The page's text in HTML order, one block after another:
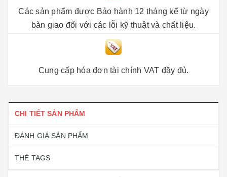
Các sản phẩm được Bảo hành 12 tháng kể từ ngày
bàn giao đối với các lỗi kỹ thuật và chất liệu.
Cung cấp hóa đơn tài chính VAT đầy đủ.
CHI TIẾT SẢN PHẨM
ĐÁNH GIÁ SẢN PHẨM
THẺ TAGS